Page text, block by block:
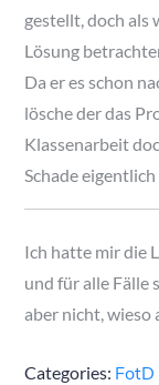
gestellt, doch als
Lösung
Da er es schon
lösche der das
Klassenarbeit
Schade eigentlich
Ich hatte mir die
und für alle Fälle
aber nicht, wieso
Categories: FotD